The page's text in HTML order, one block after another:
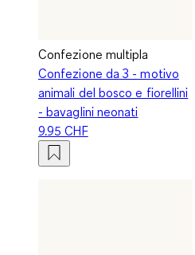
Confezione multipla
Confezione da 3 - motivo
animali del bosco e fiorellini
- bavaglini neonati
9.95 CHF